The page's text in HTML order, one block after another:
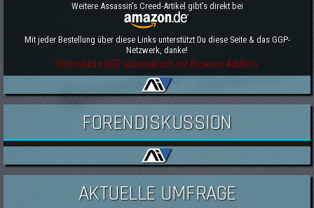
Weitere Assassin's Creed-Artikel gibt's direkt bei
Mit jeder Bestellung über diese Links unterstützt Du diese Seite & das GGP-
Netzwerk, danke!
Unterstütze GGP automatisch mit Browser AddOn's
FORENDISKUSSION
AKTUELLE UMFRAGE